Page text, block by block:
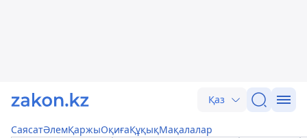
Қаз
СаясатӘлемҚаржыОқиғаҚұқықМақалалар